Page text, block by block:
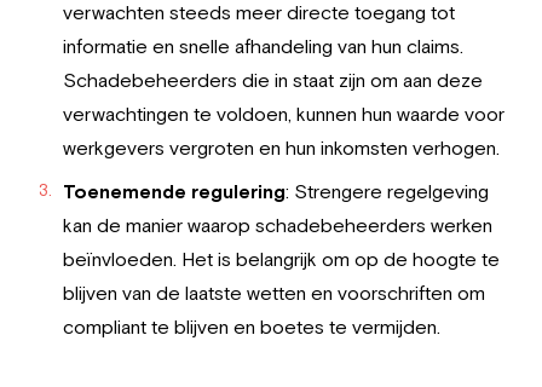
verwachten steeds meer directe toegang tot
informatie en snelle afhandeling van hun claims.
Schadebeheerders die in staat zijn om aan deze
verwachtingen te voldoen, kunnen hun waarde voor
werkgevers vergroten en hun inkomsten verhogen.
Toenemende regulering: Strengere regelgeving
kan de manier waarop schadebeheerders werken
beïnvloeden. Het is belangrijk om op de hoogte te
blijven van de laatste wetten en voorschriften om
compliant te blijven en boetes te vermijden.